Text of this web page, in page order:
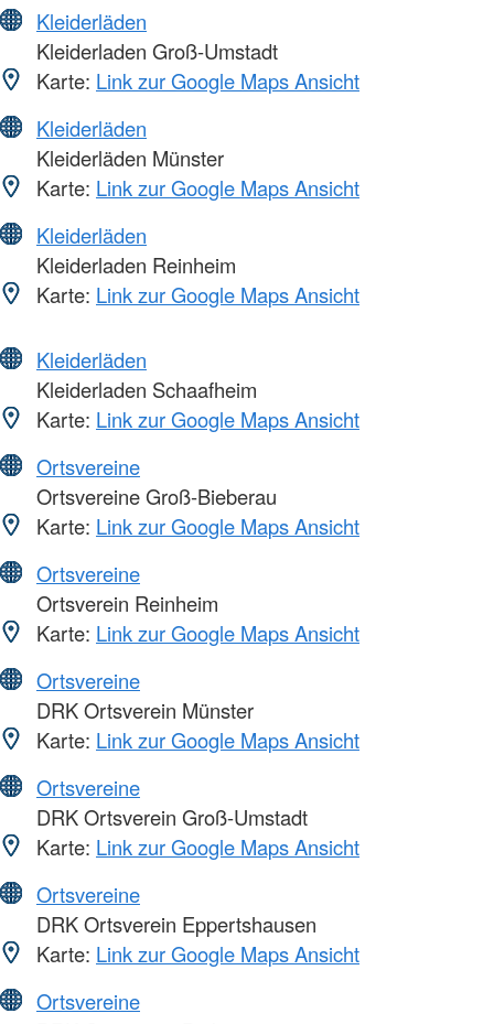
Kleiderläden
Kleiderladen Groß-Umstadt
Karte: Link zur Google Maps Ansicht
Kleiderläden
Kleiderläden Münster
Karte: Link zur Google Maps Ansicht
Kleiderläden
Kleiderladen Reinheim
Karte: Link zur Google Maps Ansicht
Kleiderläden
Kleiderladen Schaafheim
Karte: Link zur Google Maps Ansicht
Ortsvereine
Ortsvereine Groß-Bieberau
Karte: Link zur Google Maps Ansicht
Ortsvereine
Ortsverein Reinheim
Karte: Link zur Google Maps Ansicht
Ortsvereine
DRK Ortsverein Münster
Karte: Link zur Google Maps Ansicht
Ortsvereine
DRK Ortsverein Groß-Umstadt
Karte: Link zur Google Maps Ansicht
Ortsvereine
DRK Ortsverein Eppertshausen
Karte: Link zur Google Maps Ansicht
Ortsvereine